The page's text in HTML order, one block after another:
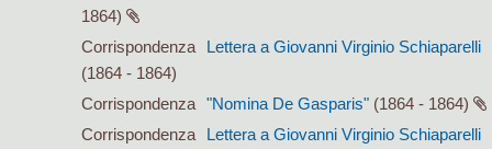
1864)
Corrispondenza
Lettera a Giovanni Virginio Schiaparelli
(1864 - 1864)
Corrispondenza
"Nomina De Gasparis" (1864 - 1864)
Corrispondenza
Lettera a Giovanni Virginio Schiaparelli